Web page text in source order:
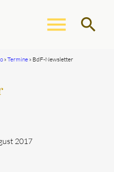
menu search
Termine BdF-Newsletter
2017